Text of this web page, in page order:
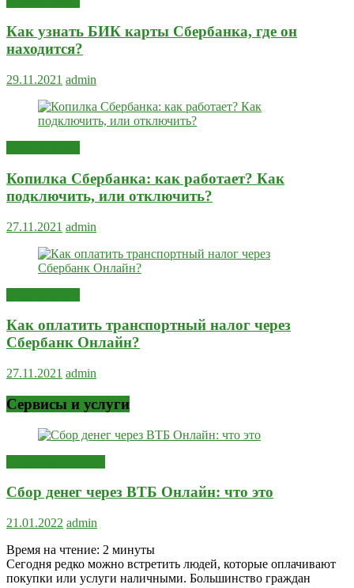
Как узнать БИК карты Сбербанка, где он
находится?
29.11.2021 admin
Копилка Сбербанка: как работает? Как
подключить, или отключить?
27.11.2021 admin
Как оплатить транспортный налог через
Сбербанк Онлайн?
27.11.2021 admin
Сервисы и услуги
Сбор денег через ВТБ Онлайн: что это
21.01.2022 admin
Время на чтение: 2 минуты
Сегодня редко можно встретить людей, которые оплачивают
покупки или услуги наличными. Большинство граждан